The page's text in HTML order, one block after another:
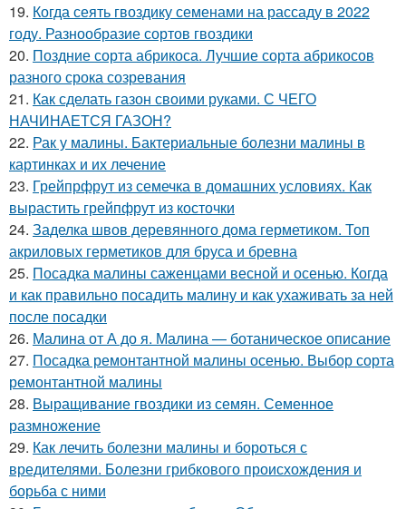
19. Когда сеять гвоздику семенами на рассаду в 2022
году. Разнообразие сортов гвоздики
20. Поздние сорта абрикоса. Лучшие сорта абрикосов
разного срока созревания
21. Как сделать газон своими руками. С ЧЕГО
НАЧИНАЕТСЯ ГАЗОН?
22. Рак у малины. Бактериальные болезни малины в
картинках и их лечение
23. Грейпрфрут из семечка в домашних условиях. Как
вырастить грейпфрут из косточки
24. Заделка швов деревянного дома герметиком. Топ
акриловых герметиков для бруса и бревна
25. Посадка малины саженцами весной и осенью. Когда
и как правильно посадить малину и как ухаживать за ней
после посадки
26. Малина от А до я. Малина — ботаническое описание
27. Посадка ремонтантной малины осенью. Выбор сорта
ремонтантной малины
28. Выращивание гвоздики из семян. Семенное
размножение
29. Как лечить болезни малины и бороться с
вредителями. Болезни грибкового происхождения и
борьба с ними